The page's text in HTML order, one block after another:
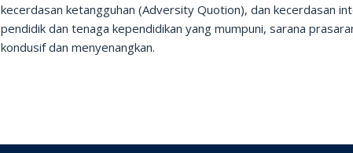
kecerdasan ketangguhan (Adversity Quotion), dan kecerdasan
pendidik dan tenaga kependidikan yang mumpuni, sarana
kondusif dan menyenangkan.